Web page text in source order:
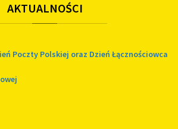
AKTUALNOŚCI
Poczty Polskiej oraz Dzień Łącznościowca